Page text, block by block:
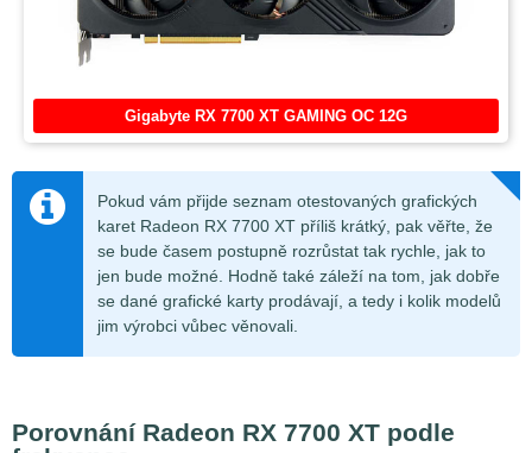
Gigabyte RX 7700 XT GAMING OC 12G
Pokud vám přijde seznam otestovaných grafických
karet Radeon RX 7700 XT příliš krátký, pak věřte, že
se bude časem postupně rozrůstat tak rychle, jak to
jen bude možné. Hodně také záleží na tom, jak dobře
se dané grafické karty prodávají, a tedy i kolik modelů
jim výrobci vůbec věnovali.
Porovnání Radeon RX 7700 XT podle